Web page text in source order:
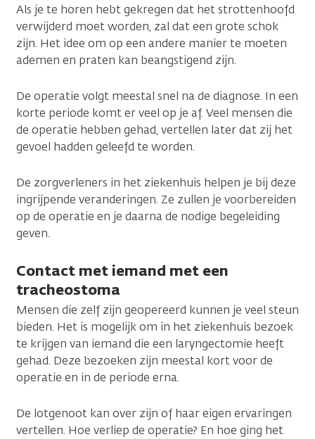
Als je te horen hebt gekregen dat het strottenhoofd
verwijderd moet worden, zal dat een grote schok
zijn. Het idee om op een andere manier te moeten
ademen en praten kan beangstigend zijn.
De operatie volgt meestal snel na de diagnose. In een
korte periode komt er veel op je af. Veel mensen die
de operatie hebben gehad, vertellen later dat zij het
gevoel hadden geleefd te worden.
De zorgverleners in het ziekenhuis helpen je bij deze
ingrijpende veranderingen. Ze zullen je voorbereiden
op de operatie en je daarna de nodige begeleiding
geven.
Contact met iemand met een
tracheostoma
Mensen die zelf zijn geopereerd kunnen je veel steun
bieden. Het is mogelijk om in het ziekenhuis bezoek
te krijgen van iemand die een laryngectomie heeft
gehad. Deze bezoeken zijn meestal kort voor de
operatie en in de periode erna.
De lotgenoot kan over zijn of haar eigen ervaringen
vertellen. Hoe verliep de operatie? En hoe ging het